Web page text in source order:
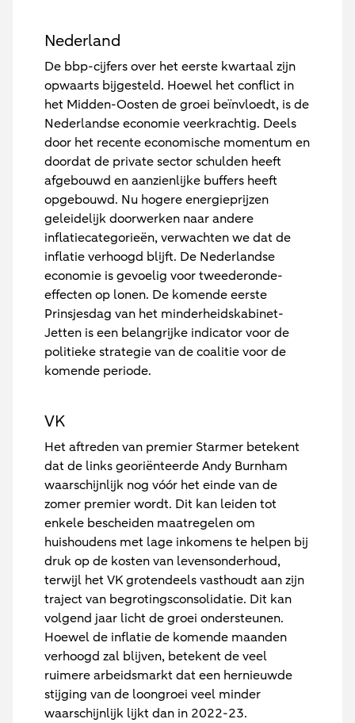
Nederland
De bbp-cijfers over het eerste kwartaal zijn
opwaarts bijgesteld. Hoewel het conflict in
het Midden-Oosten de groei beïnvloedt, is de
Nederlandse economie veerkrachtig. Deels
door het recente economische momentum en
doordat de private sector schulden heeft
afgebouwd en aanzienlijke buffers heeft
opgebouwd. Nu hogere energieprijzen
geleidelijk doorwerken naar andere
inflatiecategorieën, verwachten we dat de
inflatie verhoogd blijft. De Nederlandse
economie is gevoelig voor tweederonde-
effecten op lonen. De komende eerste
Prinsjesdag van het minderheidskabinet-
Jetten is een belangrijke indicator voor de
politieke strategie van de coalitie voor de
komende periode.
VK
Het aftreden van premier Starmer betekent
dat de links georiënteerde Andy Burnham
waarschijnlijk nog vóór het einde van de
zomer premier wordt. Dit kan leiden tot
enkele bescheiden maatregelen om
huishoudens met lage inkomens te helpen bij
druk op de kosten van levensonderhoud,
terwijl het VK grotendeels vasthoudt aan zijn
traject van begrotingsconsolidatie. Dit kan
volgend jaar licht de groei ondersteunen.
Hoewel de inflatie de komende maanden
verhoogd zal blijven, betekent de veel
ruimere arbeidsmarkt dat een hernieuwde
stijging van de loongroei veel minder
waarschijnlijk lijkt dan in 2022-23.